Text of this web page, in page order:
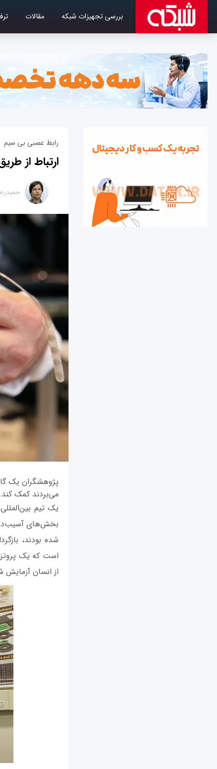
بررسی تجهیزات شبکه مقالات
رابط عصبی بی سیم
ارتباط از
پژوهشگران یک
می‌بردند کمک
یک تیم
بخش‌های
شده بودند،
است که یک پروتز
از انسان